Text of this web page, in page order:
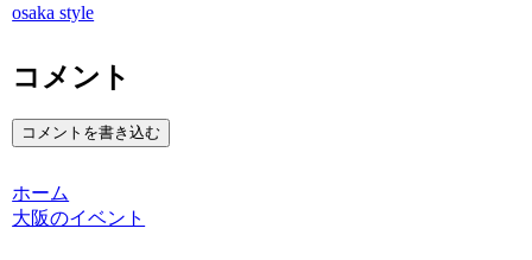
osaka style
コメント
コメントを書き込む
ホーム
大阪のイベント